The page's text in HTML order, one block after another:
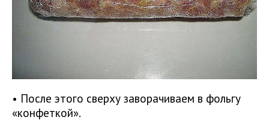
• После этого сверху заворачиваем в фольгу
«конфеткой».